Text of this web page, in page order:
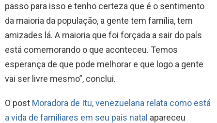
passo para isso e tenho certeza que é o sentimento
da maioria da população, a gente tem família, tem
amizades lá. A maioria que foi forçada a sair do país
está comemorando o que aconteceu. Temos
esperança de que pode melhorar e que logo a gente
vai ser livre mesmo”, conclui.
O post Moradora de Itu, venezuelana relata como está
a vida de familiares em seu país natal apareceu